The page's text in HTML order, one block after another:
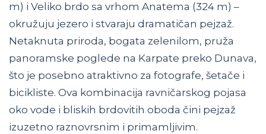
m) i Veliko brdo sa vrhom Anatema (324 m) –
okružuju jezero i stvaraju dramatičan pejzaž.
Netaknuta priroda, bogata zelenilom, pruža
panoramske poglede na Karpate preko Dunava,
što je posebno atraktivno za fotografe, šetače i
bicikliste. Ova kombinacija ravničarskog pojasa
oko vode i bliskih brdovitih oboda čini pejzaž
izuzetno raznovrsnim i primamljivim.